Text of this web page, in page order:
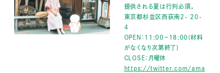
提供される夏は行列必須。
東京都杉並区西荻南2- 20-
4
OPEN：11:00~18:00(材料
がなくなり次第終了)
CLOSE：月曜休
https://twitter.com/ama